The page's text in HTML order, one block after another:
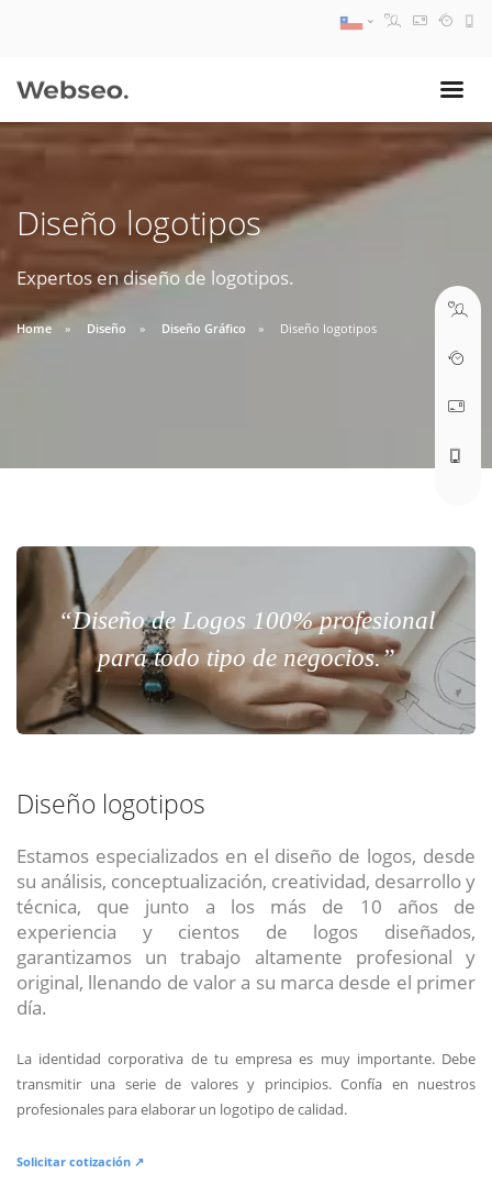
Diseño logotipos
Expertos en diseño de logotipos.
Home Diseño Diseño Gráfico Diseño logotipos
“Diseño de Logos 100% profesional
para todo tipo de negocios.”
Diseño logotipos
Estamos especializados en el diseño de logos, desde
su análisis, conceptualización, creatividad, desarrollo y
técnica, que junto a los más de 10 años de
experiencia y cientos de logos diseñados,
garantizamos un trabajo altamente profesional y
original, llenando de valor a su marca desde el primer
día.
La identidad corporativa de tu empresa es muy importante. Debe
transmitir una serie de valores y principios. Confía en nuestros
profesionales para elaborar un logotipo de calidad.
Solicitar cotización ↗
09:30 AM A 18:30 PM
soporte@webseo.cl